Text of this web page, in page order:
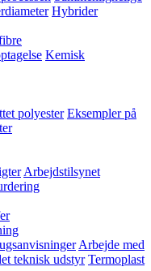
Hybrider
Kemisk
polyester Eksempler på
Arbejdstilsynet
Arbejde med
teknisk udstyr Termoplast